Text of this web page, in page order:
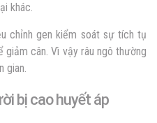
khác.
chỉnh gen kiểm soát sự tích tụ
cân. Vì vậy râu ngô thường
gian.
bị cao huyết áp